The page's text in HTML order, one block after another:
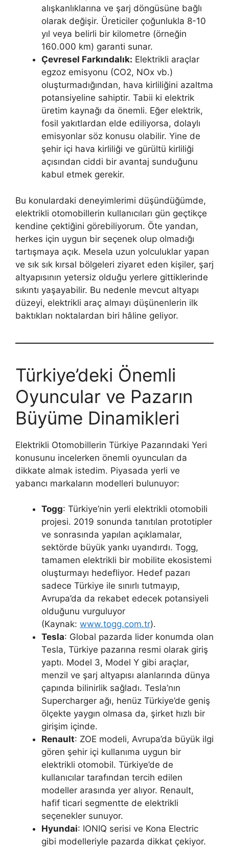
alışkanlıklarına ve şarj döngüsüne bağlı
olarak değişir. Üreticiler çoğunlukla 8-10
yıl veya belirli bir kilometre (örneğin
160.000 km) garanti sunar.
Çevresel Farkındalık: Elektrikli araçlar
egzoz emisyonu (CO2, NOx vb.)
oluşturmadığından, hava kirliliğini azaltma
potansiyeline sahiptir. Tabii ki elektrik
üretim kaynağı da önemli. Eğer elektrik,
fosil yakıtlardan elde ediliyorsa, dolaylı
emisyonlar söz konusu olabilir. Yine de
şehir içi hava kirliliği ve gürültü kirliliği
açısından ciddi bir avantaj sunduğunu
kabul etmek gerekir.
Bu konulardaki deneyimlerimi düşündüğümde,
elektrikli otomobillerin kullanıcıları gün geçtikçe
kendine çektiğini görebiliyorum. Öte yandan,
herkes için uygun bir seçenek olup olmadığı
tartışmaya açık. Mesela uzun yolculuklar yapan
ve sık sık kırsal bölgeleri ziyaret eden kişiler, şarj
altyapısının yetersiz olduğu yerlere gittiklerinde
sıkıntı yaşayabilir. Bu nedenle mevcut altyapı
düzeyi, elektrikli araç almayı düşünenlerin ilk
baktıkları noktalardan biri hâline geliyor.
Türkiye’deki Önemli
Oyuncular ve Pazarın
Büyüme Dinamikleri
Elektrikli Otomobillerin Türkiye Pazarındaki Yeri
konusunu incelerken önemli oyuncuları da
dikkate almak istedim. Piyasada yerli ve
yabancı markaların modelleri bulunuyor:
Togg: Türkiye’nin yerli elektrikli otomobili
projesi. 2019 sonunda tanıtılan prototipler
ve sonrasında yapılan açıklamalar,
sektörde büyük yankı uyandırdı. Togg,
tamamen elektrikli bir mobilite ekosistemi
oluşturmayı hedefliyor. Hedef pazarı
sadece Türkiye ile sınırlı tutmayıp,
Avrupa’da da rekabet edecek potansiyeli
olduğunu vurguluyor
(Kaynak: www.togg.com.tr).
Tesla: Global pazarda lider konumda olan
Tesla, Türkiye pazarına resmi olarak giriş
yaptı. Model 3, Model Y gibi araçlar,
menzil ve şarj altyapısı alanlarında dünya
çapında bilinirlik sağladı. Tesla’nın
Supercharger ağı, henüz Türkiye’de geniş
ölçekte yaygın olmasa da, şirket hızlı bir
girişim içinde.
Renault: ZOE modeli, Avrupa’da büyük ilgi
gören şehir içi kullanıma uygun bir
elektrikli otomobil. Türkiye’de de
kullanıcılar tarafından tercih edilen
modeller arasında yer alıyor. Renault,
hafif ticari segmentte de elektrikli
seçenekler sunuyor.
Hyundai: IONIQ serisi ve Kona Electric
gibi modelleriyle pazarda dikkat çekiyor.